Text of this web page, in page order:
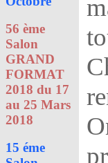
56 ème
Salon
GRAND
FORMAT
2018 du 17
au 25 Mars
2018
15 éme